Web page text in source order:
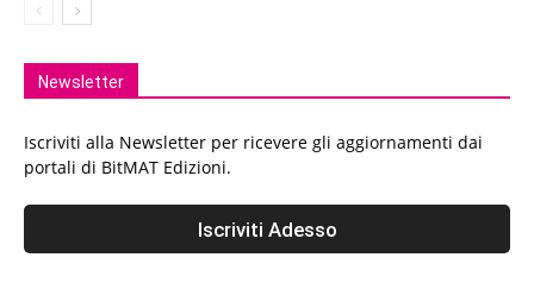
Newsletter
Iscriviti alla Newsletter per ricevere gli aggiornamenti dai
portali di BitMAT Edizioni.